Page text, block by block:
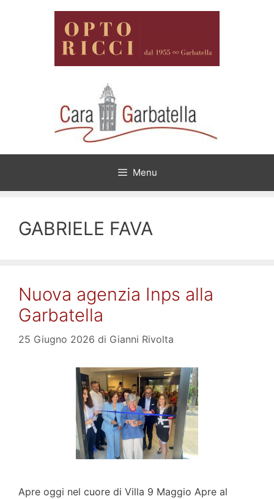
Menu
GABRIELE FAVA
Nuova agenzia Inps alla
Garbatella
25 Giugno 2026 di Gianni Rivolta
Apre oggi nel cuore di Villa 9 Maggio Apre al